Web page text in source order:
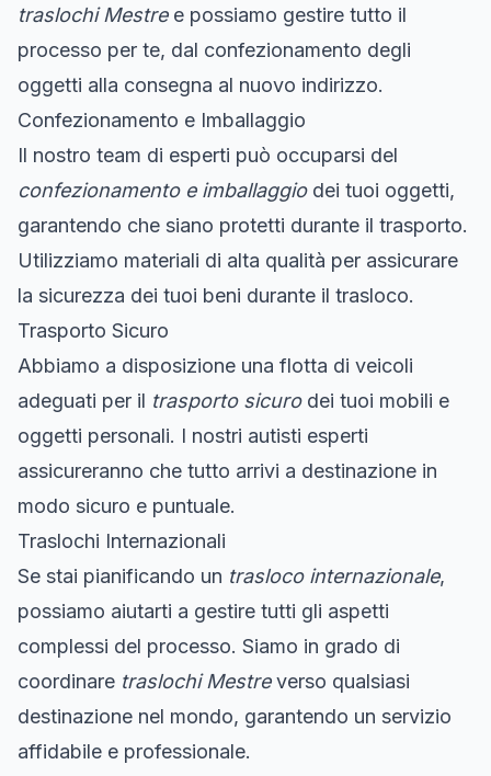
traslochi Mestree possiamo gestire tutto il
processo per te, dal confezionamento degli
oggetti alla consegna al nuovo indirizzo.
Confezionamento e Imballaggio
Il nostro team di esperti può occuparsi del
confezionamento e imballaggiodei tuoi oggetti,
garantendo che siano protetti durante il trasporto.
Utilizziamo materiali di alta qualità per assicurare
la sicurezza dei tuoi beni durante il trasloco.
Trasporto Sicuro
Abbiamo a disposizione una flotta di veicoli
adeguati per il trasporto sicurodei tuoi mobili e
oggetti personali. I nostri autisti esperti
assicureranno che tutto arrivi a destinazione in
modo sicuro e puntuale.
Traslochi Internazionali
Se stai pianificando un trasloco internazionale,
possiamo aiutarti a gestire tutti gli aspetti
complessi del processo. Siamo in grado di
coordinare traslochi Mestreverso qualsiasi
destinazione nel mondo, garantendo un servizio
affidabile e professionale.